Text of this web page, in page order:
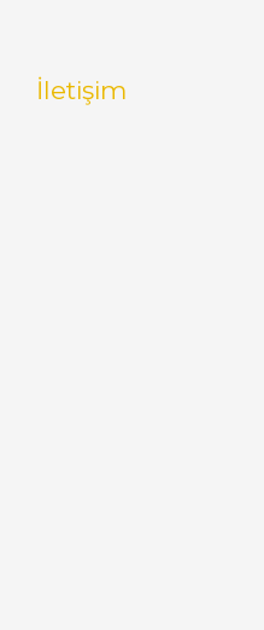
İletişim